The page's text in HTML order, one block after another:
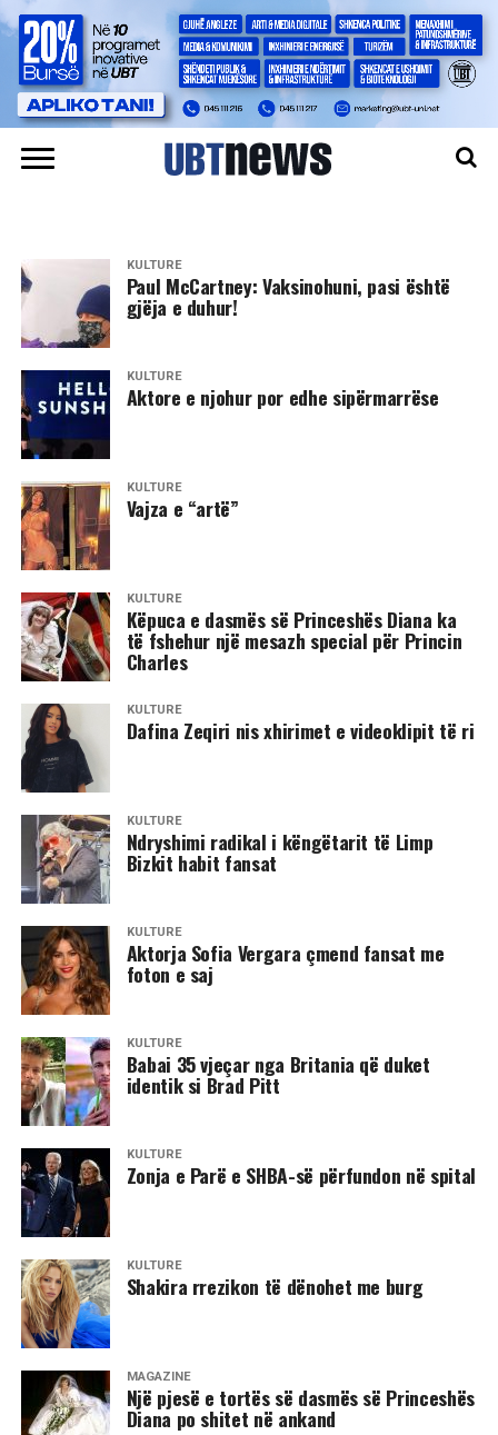
KULTURË
Paul McCartney: Vaksinohuni, pasi është
gjëja e duhur!
KULTURË
Aktore e njohur por edhe sipërmarrëse
KULTURË
Vajza e “artë”
KULTURË
Këpuca e dasmës së Princeshës Diana ka
të fshehur një mesazh special për Princin
Charles
KULTURË
Dafina Zeqiri nis xhirimet e videoklipit të ri
KULTURË
Ndryshimi radikal i këngëtarit të Limp
Bizkit habit fansat
KULTURË
Aktorja Sofia Vergara çmend fansat me
foton e saj
KULTURË
Babai 35 vjeçar nga Britania që duket
identik si Brad Pitt
KULTURË
Zonja e Parë e SHBA-së përfundon në spital
KULTURË
Shakira rrezikon të dënohet me burg
MAGAZINË
Një pjesë e tortës së dasmës së Princeshës
Diana po shitet në ankand